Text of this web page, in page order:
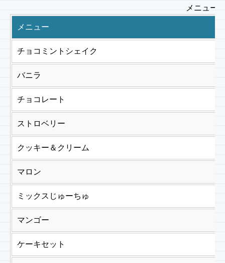
メニュー
メニュー
チョコミントシェイク
バニラ
チョコレート
ストロベリー
クッキー＆クリーム
マロン
ミックスじゅーちゅ
マンゴー
ケーキセット